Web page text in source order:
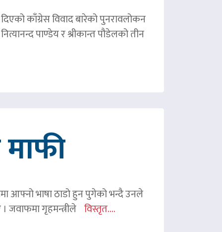
काँग्रेस विवाद बारेको पुनरावलोकन
पाण्डेय र श्रीकान्त पौडेलको तीन
आफ्नो भाषा ठाडो हुन पुगेको भन्दै उनले
जवाफमा गृहमन्त्रीले विस्तृत....